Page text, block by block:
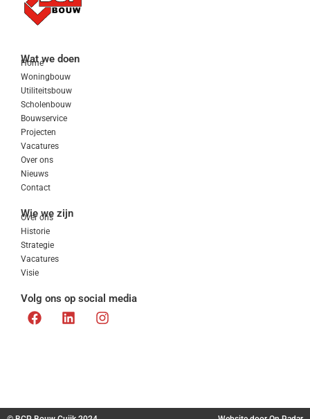
Wat we doen
Home
Woningbouw
Utiliteitsbouw
Scholenbouw
Bouwservice
Projecten
Vacatures
Over ons
Nieuws
Contact
Wie we zijn
Over ons
Historie
Strategie
Vacatures
Visie
Volg ons op social media